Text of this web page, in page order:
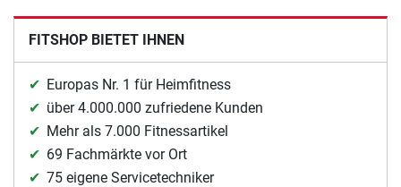
FITSHOP BIETET IHNEN
Europas Nr. 1 für Heimfitness
über 4.000.000 zufriedene Kunden
Mehr als 7.000 Fitnessartikel
69 Fachmärkte vor Ort
75 eigene Servicetechniker